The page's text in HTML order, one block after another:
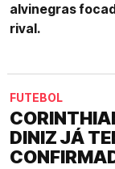
alvinegras
rival.
FUTEBOL
DINIZ JÁ